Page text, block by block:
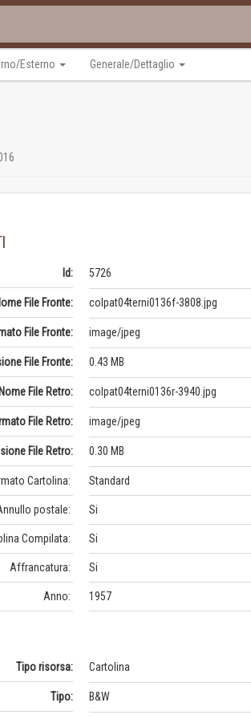
Esterno Generale/Dettaglio
Id: 5726
File Fronte: colpat04terni0136f-3808.jpg
File Fronte: image/jpeg
File Fronte: 0.43 MB
Nome File Retro: colpat04terni0136r-3940.jpg
File Retro: image/jpeg
File Retro: 0.30 MB
Cartolina: Standard
postale: Si
Compilata: Si
Affrancatura: Si
Anno: 1957
Tipo risorsa: Cartolina
Tipo: B&W